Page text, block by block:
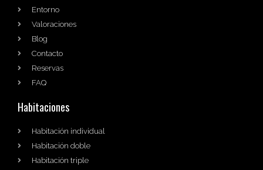
Entorno
Valoraciones
Blog
Contacto
Reservas
FAQ
Habitaciones
Habitación individual
Habitación doble
Habitación triple